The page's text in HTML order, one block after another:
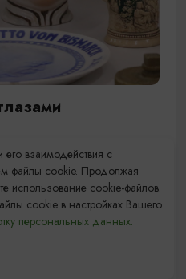
ежедневно с 10:00 до
21
взаимодействия с
файлы cookie. Продолжая
использование cookie-файлов.
cookie в настройках Вашего
персональных данных.